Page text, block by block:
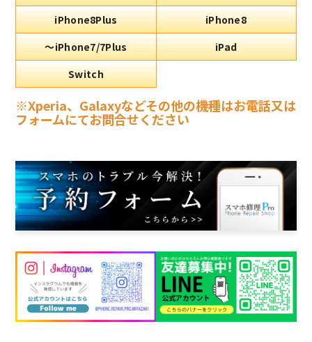
iPhone8Plus
iPhone8
～iPhone7/7Plus
iPad
Switch
※Xperia、Galaxyなどその他の機種はお電話又は
フォームにてお問合せください